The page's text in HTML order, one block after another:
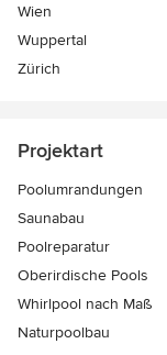
Wien
Wuppertal
Zürich
Projektart
Poolumrandungen
Saunabau
Poolreparatur
Oberirdische Pools
Whirlpool nach Maß
Naturpoolbau